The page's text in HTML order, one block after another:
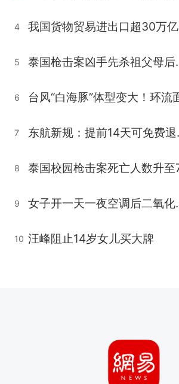
4 我国货物贸易进出口超30万
5 泰国枪
6
7 东航
8
9 女子开
10 汪峰阻止14岁女儿买大牌